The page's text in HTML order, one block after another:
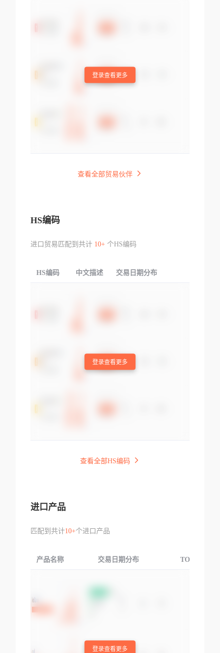
登录查看更多
查看全部贸易伙伴
HS编码
进口贸易匹配到共计 10+个HS编码
HS编码 中文描述 交易日期分布
登录查看更多
查看全部HS编码
进口产品
匹配到共计10+个进口产品
产品名称 交易日期分布 TOP3交易国
登录查看更多